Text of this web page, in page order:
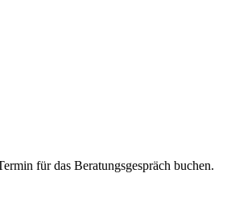
für das Beratungsgespräch buchen.